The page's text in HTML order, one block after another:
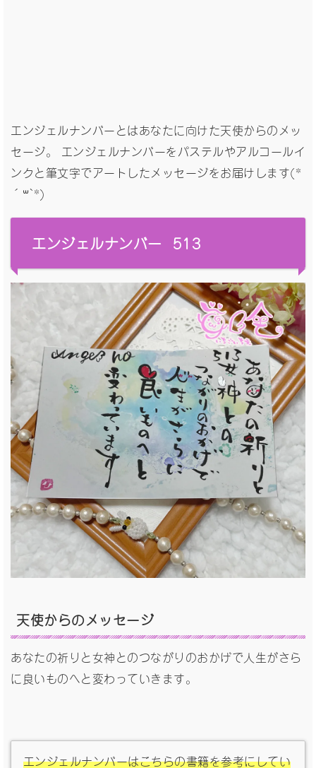
エンジェルナンバーとはあなたに向けた天使からのメッ
セージ。 エンジェルナンバーをパステルやアルコールイ
ンクと筆文字でアートしたメッセージをお届けします(*
´꒳`*)
エンジェルナンバー 513
天使からの メッセージ
あなたの祈りと女神とのつながりのおかげで人生がさら
に良いものへと変わっていきます。
エンジェルナンバーはこちらの書籍を参考にしてい